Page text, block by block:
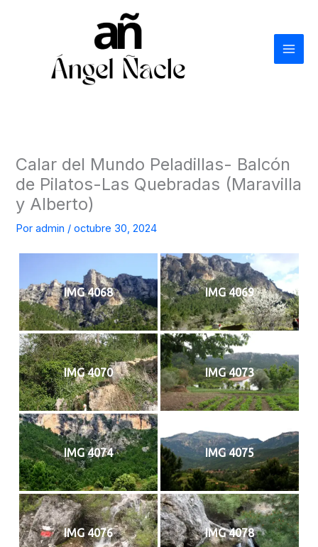
Calar del Mundo Peladillas- Balcón
de Pilatos-Las Quebradas (Maravilla
y Alberto)
Poradmin /octubre 30, 2024
IMG 4068 IMG 4069
IMG 4070 IMG 4073
IMG 4074 IMG 4075
IMG 4076 IMG 4078